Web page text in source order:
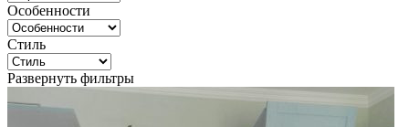
Особенности
Стиль
Развернуть фильтры